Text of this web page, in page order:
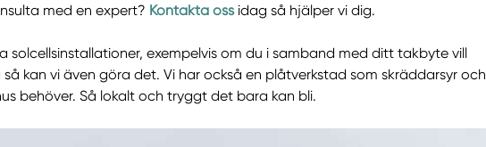
med en expert? Kontakta ossidag så hjälper vi dig.
solcellsinstallationer, exempelvis om du i samband med ditt takbyte vill
kan vi även göra det. Vi har också en plåtverkstad som skräddarsyr och
behöver. Så lokalt och tryggt det bara kan bli.